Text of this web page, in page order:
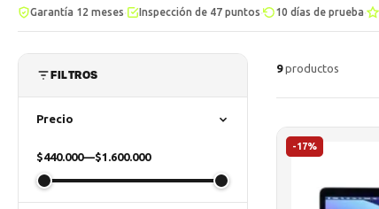
Garantía 12 meses Inspección de 47 puntos 10 días de prueba
FILTROS
Precio
$440.000—$1.600.000
9productos
-17%